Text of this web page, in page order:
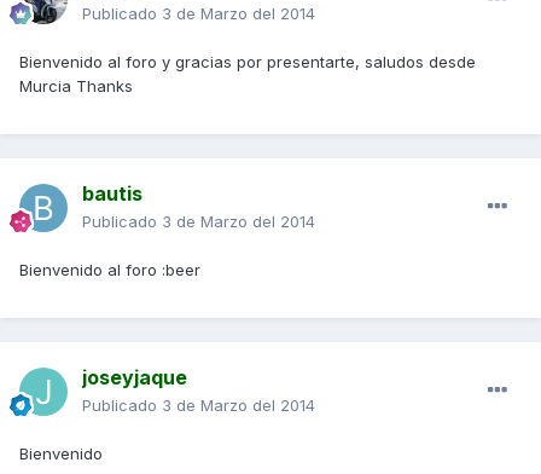
Publicado 3 de Marzo del 2014
Bienvenido al foro y gracias por presentarte, saludos desde
Murcia Thanks
bautis
Publicado 3 de Marzo del 2014
Bienvenido al foro :beer
joseyjaque
Publicado 3 de Marzo del 2014
Bienvenido